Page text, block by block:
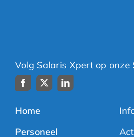
Volg Salaris Xpert op onze
Home
Personeel